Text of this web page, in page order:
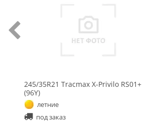
245/35R21 Tracmax X-Privilo RS01+
(96Y)
летние
под заказ